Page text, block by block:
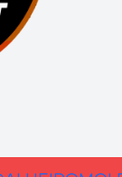
artigos que
um recibo